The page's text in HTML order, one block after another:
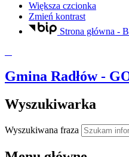
Większa czcionka
Zmień kontrast
Strona główna -
Gmina Radłów-
Wyszukiwarka
Wyszukiwana fraza